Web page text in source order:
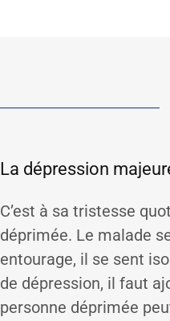
La dépression
C’est à sa tristesse
déprimée. Le malade
entourage, il se sent
de dépression, il faut
personne déprimée